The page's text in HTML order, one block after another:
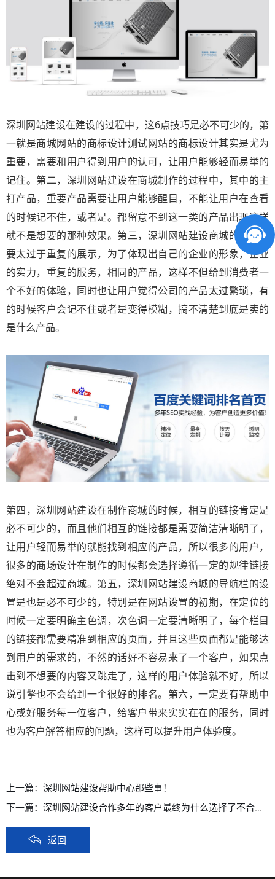
深圳网站建设在建设的过程中，这6点技巧是必不可少的，第
一就是商城网站的商标设计测试网站的商标设计其实是尤为
重要，需要和用户得到用户的认可，让用户能够轻而易举的
记住。第二，深圳网站建设在商城制作的过程中，其中的主
打产品，重要产品需要让用户能够醒目，不能让用户在查看
的时候记不住，或者是。都留意不到这一类的产品出现这样
就不是想要的那种效果。第三，深圳网站建设商城的产品不
要太过于重复的展示，为了体现出自己的企业的形象，企业
的实力，重复的服务，相同的产品，这样不但给到消费者一
个不好的体验，同时也让用户觉得公司的产品太过繁琐，有
的时候客户会记不住或者是变得模糊，搞不清楚到底是卖的
是什么产品。
第四，深圳网站建设在制作商城的时候，相互的链接肯定是
必不可少的，而且他们相互的链接都是需要简洁清晰明了，
让用户轻而易举的就能找到相应的产品，所以很多的用户，
很多的商场设计在制作的时候都会选择遵循一定的规律链接
绝对不会超过商城。第五，深圳网站建设商城的导航栏的设
置是也是必不可少的，特别是在网站设置的初期，在定位的
时候一定要明确主色调，次色调一定要清晰明了，每个栏目
的链接都需要精准到相应的页面，并且这些页面都是能够达
到用户的需求的，不然的话好不容易来了一个客户，如果点
击到不想要的内容又跳走了，这样的用户体验就不好，所以
说引擎也不会给到一个很好的排名。第六，一定要有帮助中
心或好服务每一位客户，给客户带来实实在在的服务，同时
也为客户解答相应的问题，这样可以提升用户体验度。
上一篇： 深圳网站建设帮助中心那些事！
下一篇： 深圳网站建设合作多年的客户最终为什么选择了不合作？
返回